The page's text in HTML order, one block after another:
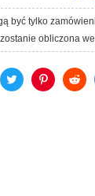
być tylko
obliczona